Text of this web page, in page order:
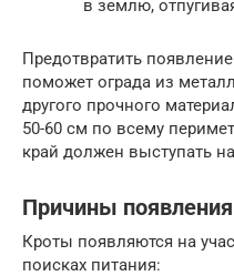
в землю,
Предотвратить
поможет ограда из
другого прочного
50-60 см по всему
край должен выступать
Причины
Кроты появляются на
поисках питания: